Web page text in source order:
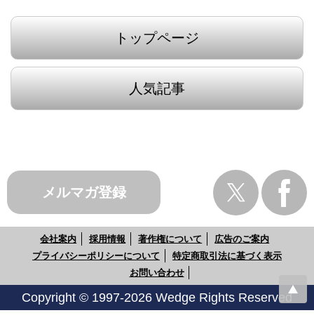
トップページ
人気記事
メルマガ登録
会社案内 採用情報 著作権について
広告のご案内
プライバシーポリシーについて
特定商取引法に基づく表示
お問い合わせ
Copyright © 1997-2026 Wedge Rights Reserved